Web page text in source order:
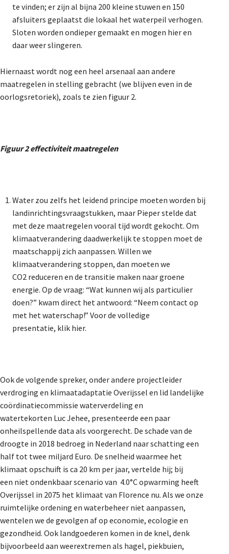
te vinden; er zijn al bijna 200 kleine stuwen en 150
afsluiters geplaatst die lokaal het waterpeil verhogen.
Sloten worden ondieper gemaakt en mogen hier en
daar weer slingeren.
Hiernaast wordt nog een heel arsenaal aan andere
maatregelen in stelling gebracht (we blijven even in de
oorlogsretoriek), zoals te zien figuur 2.
Figuur 2 effectiviteit maatregelen
Water zou zelfs het leidend principe moeten worden bij
landinrichtingsvraagstukken, maar Pieper stelde dat
met deze maatregelen vooral tijd wordt gekocht. Om
klimaatverandering daadwerkelijk te stoppen moet de
maatschappij zich aanpassen. Willen we
klimaatverandering stoppen, dan moeten we
CO2 reduceren en de transitie maken naar groene
energie. Op de vraag: “Wat kunnen wij als particulier
doen?” kwam direct het antwoord: “Neem contact op
met het waterschap!” Voor de volledige
presentatie, klik hier.
Ook de volgende spreker, onder andere projectleider
verdroging en klimaatadaptatie Overijssel en lid landelijke
coördinatiecommissie waterverdeling en
watertekorten Luc Jehee, presenteerde een paar
onheilspellende data als voorgerecht. De schade van de
droogte in 2018 bedroeg in Nederland naar schatting een
half tot twee miljard Euro. De snelheid waarmee het
klimaat opschuift is ca 20 km per jaar, vertelde hij; bij
een niet ondenkbaar scenario van 4.0°C opwarming heeft
Overijssel in 2075 het klimaat van Florence nu. Als we onze
ruimtelijke ordening en waterbeheer niet aanpassen,
wentelen we de gevolgen af op economie, ecologie en
gezondheid. Ook landgoederen komen in de knel, denk
bijvoorbeeld aan weerextremen als hagel, piekbuien,